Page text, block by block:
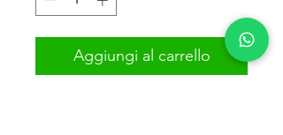
Aggiungi al carrello